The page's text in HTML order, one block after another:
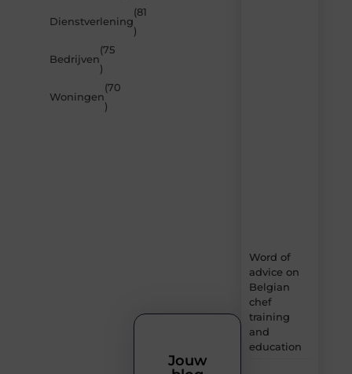
Dienstverlening
(81
)
Bedrijven
(75
)
Woningen
(70
)
Word of
advice on
Belgian
chef
training
and
education
Jouw